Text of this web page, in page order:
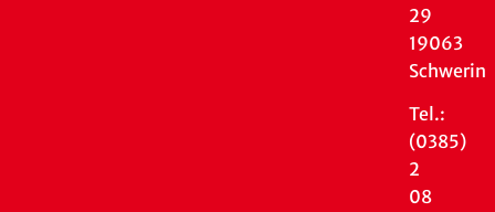
29
19063
Schwerin
Tel.:
(0385)
2
08